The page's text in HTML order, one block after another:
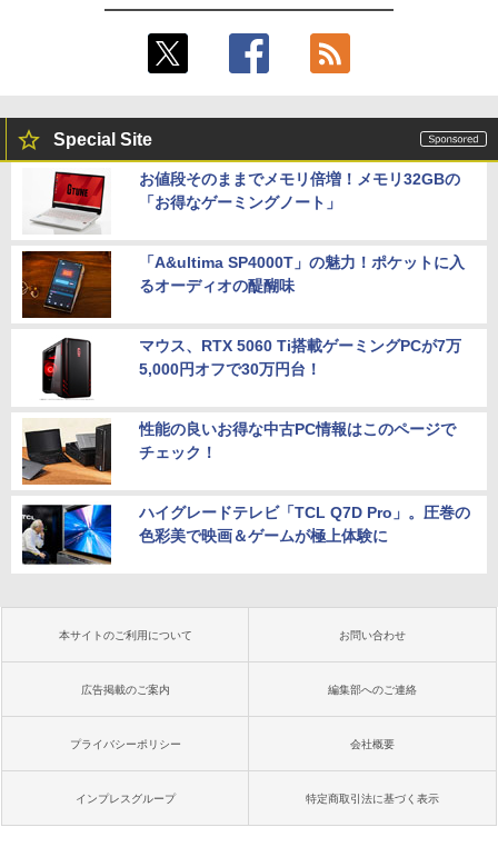
Special Site
お値段そのままでメモリ倍増！メモリ32GBの
「お得なゲーミングノート」
「A&ultima SP4000T」の魅力！ポケットに入
るオーディオの醍醐味
マウス、RTX 5060 Ti搭載ゲーミングPCが7万
5,000円オフで30万円台！
性能の良いお得な中古PC情報はこのページで
チェック！
ハイグレードテレビ「TCL Q7D Pro」。圧巻の
色彩美で映画＆ゲームが極上体験に
本サイトのご利用について お問い合わせ
広告掲載のご案内 編集部へのご連絡
プライバシーポリシー 会社概要
インプレスグループ 特定商取引法に基づく表示